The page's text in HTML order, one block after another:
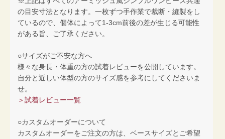
の目安寸法となります。一枚ずつ手作業で裁断・縫製をし
ているので、個体によって1-3cm前後の差が生じる可能性
がある旨、ご了承ください。
○サイズがご不安な方へ
様々な身長・体重の方の試着レビューを公開しています。
自分と近しい体型の方のサイズ感を参考にしてくださいま
せ。
＞試着レビュー一覧
○カスタムオーダーについて
カスタムオーダーをご注文の方は、ベースサイズとご希望